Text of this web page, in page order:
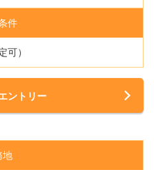
件
可）
ントリー
地